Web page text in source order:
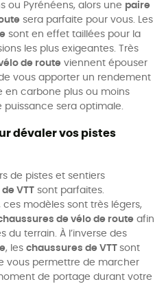
ou Pyrénéens, alors une paire
sera parfaite pour vous. Les
sont en effet taillées pour la
les plus exigeantes. Très
de route viennent épouser
vous apporter un rendement
en carbone plus ou moins
puissance sera optimale.
dévaler vos pistes
de pistes et sentiers
VTT sont parfaites.
ces modèles sont très légers,
de vélo de route afin
du terrain. À l’inverse des
, les chaussures de VTT sont
vous permettre de marcher
de portage durant votre